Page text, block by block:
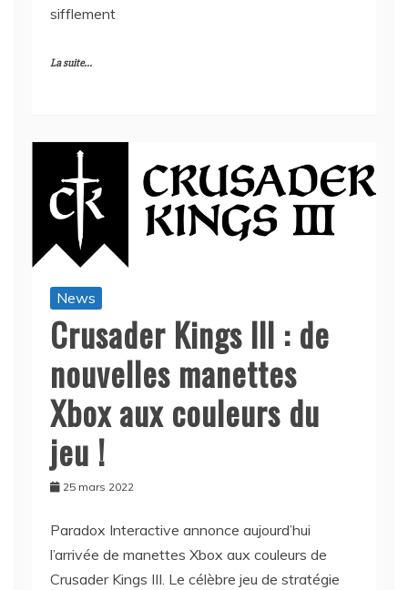
sifflement
La suite...
News
Crusader Kings III : de
nouvelles manettes
Xbox aux couleurs du
jeu !
25 mars 2022
Paradox Interactive annonce aujourd’hui
l’arrivée de manettes Xbox aux couleurs de
Crusader Kings III. Le célèbre jeu de stratégie